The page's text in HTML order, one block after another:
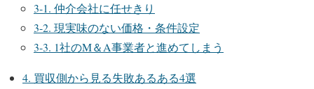
3-1. 仲介会社に任せきり
3-2. 現実味のない価格・条件設定
3-3. 1社のM＆A事業者と進めてしまう
4. 買収側から見る失敗あるある4選